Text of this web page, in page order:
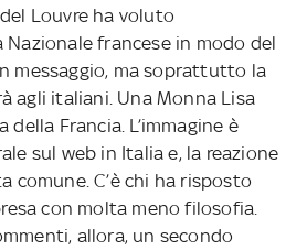
Louvre ha voluto
francese in modo del
messaggio, ma soprattutto la
agli italiani. Una Monna Lisa
Francia. L’immagine è
sul web in Italia e, la reazione
comune. C’è chi ha risposto
con molta meno filosofia.
allora, un secondo